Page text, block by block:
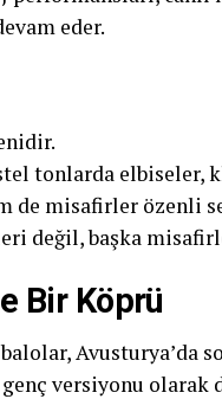
eder.
tonlarda elbiseler,
misafirler özenli
değil, başka
Bir Köprü
Avusturya’da
versiyonu olarak